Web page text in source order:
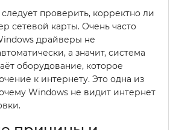
проверить, корректно ли
сетевой карты. Очень часто
драйверы не
а значит, система
оборудование, которое
к интернету. Это одна из
Windows не видит интернет